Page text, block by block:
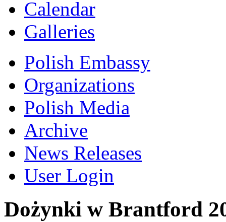
Calendar
Galleries
Polish Embassy
Organizations
Polish Media
Archive
News Releases
User Login
Dożynki w Brantford